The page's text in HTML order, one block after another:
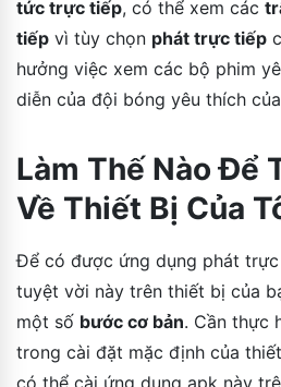
tức trực tiếp, có thể xem các
tiếp vì tùy chọn phát trực tiếp
hưởng việc xem các bộ phim
diễn của đội bóng yêu thích
Làm Thế Nào Để
Về Thiết Bị Của
Để có được ứng dụng phát
tuyệt vời này trên thiết bị của
một số bước cơ bản. Cần thực
trong cài đặt mặc định của
có thể cài ứng dụng apk này